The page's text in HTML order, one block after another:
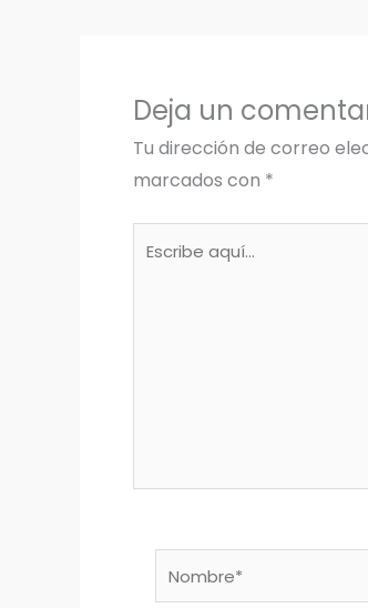
Deja un
Tu dirección de correo
marcados con *
Nombre*